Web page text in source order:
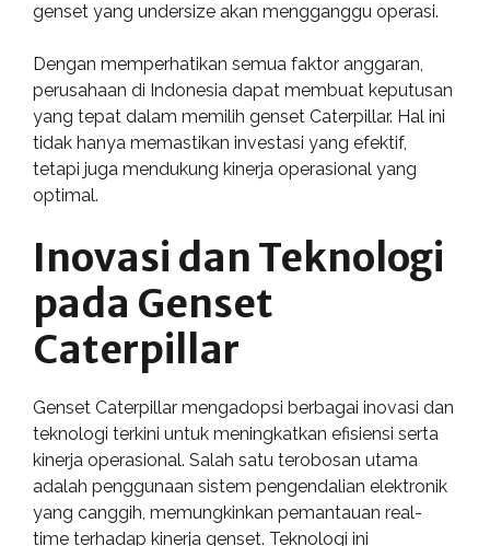
genset yang undersize akan mengganggu operasi.
Dengan memperhatikan semua faktor anggaran,
perusahaan di Indonesia dapat membuat keputusan
yang tepat dalam memilih genset Caterpillar. Hal ini
tidak hanya memastikan investasi yang efektif,
tetapi juga mendukung kinerja operasional yang
optimal.
Inovasi dan Teknologi
pada Genset
Caterpillar
Genset Caterpillar mengadopsi berbagai inovasi dan
teknologi terkini untuk meningkatkan efisiensi serta
kinerja operasional. Salah satu terobosan utama
adalah penggunaan sistem pengendalian elektronik
yang canggih, memungkinkan pemantauan real-
time terhadap kinerja genset. Teknologi ini